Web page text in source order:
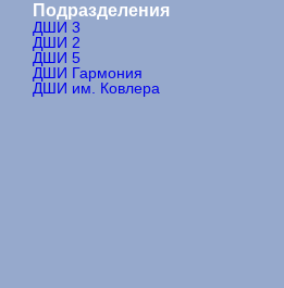
Подразделения
ДШИ 3
ДШИ 2
ДШИ 5
ДШИ Гармония
ДШИ им. Ковлера